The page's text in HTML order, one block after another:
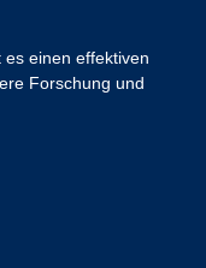
einen effektiven
Forschung und